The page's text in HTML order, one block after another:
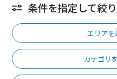
条件を指定して絞
エリアを
カテゴリ